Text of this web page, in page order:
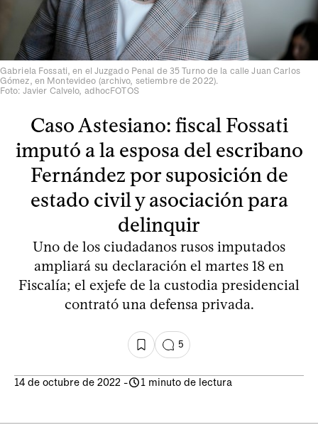
Gabriela Fossati, en el Juzgado Penal de 35 Turno de la calle Juan Carlos
Gómez, en Montevideo (archivo, setiembre de 2022).
Foto: Javier Calvelo, adhocFOTOS
Caso Astesiano: fiscal Fossati
imputó a la esposa del escribano
Fernández por suposición de
estado civil y asociación para
delinquir
Uno de los ciudadanos rusos imputados
ampliará su declaración el martes 18 en
Fiscalía; el exjefe de la custodia presidencial
contrató una defensa privada.
5
14 de octubre de 2022 - 1 minuto de lectura